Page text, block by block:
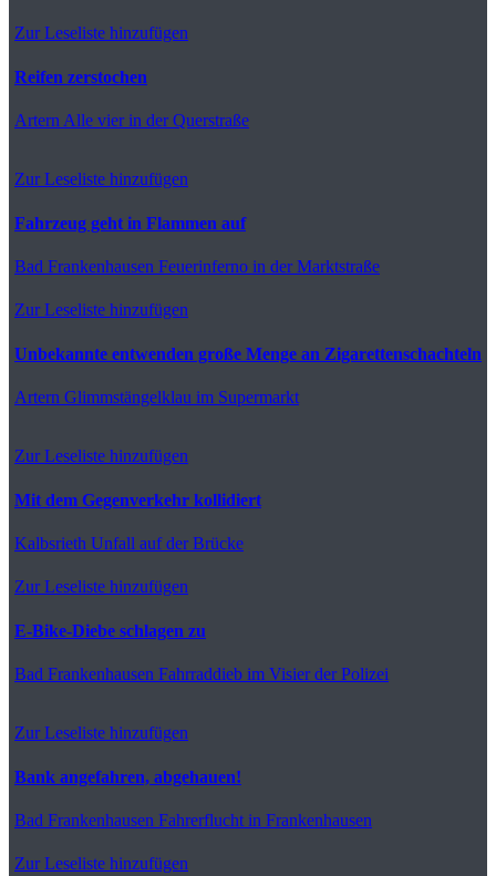
Zur Leseliste hinzufügen
Reifen zerstochen
Artern Alle vier in der Querstraße
Zur Leseliste hinzufügen
Fahrzeug geht in Flammen auf
Bad Frankenhausen Feuerinferno in der Marktstraße
Zur Leseliste hinzufügen
Unbekannte entwenden große Menge an Zigarettenschachteln
Artern Glimmstängelklau im Supermarkt
Zur Leseliste hinzufügen
Mit dem Gegenverkehr kollidiert
Kalbsrieth Unfall auf der Brücke
Zur Leseliste hinzufügen
E-Bike-Diebe schlagen zu
Bad Frankenhausen Fahrraddieb im Visier der Polizei
Zur Leseliste hinzufügen
Bank angefahren, abgehauen!
Bad Frankenhausen Fahrerflucht in Frankenhausen
Zur Leseliste hinzufügen